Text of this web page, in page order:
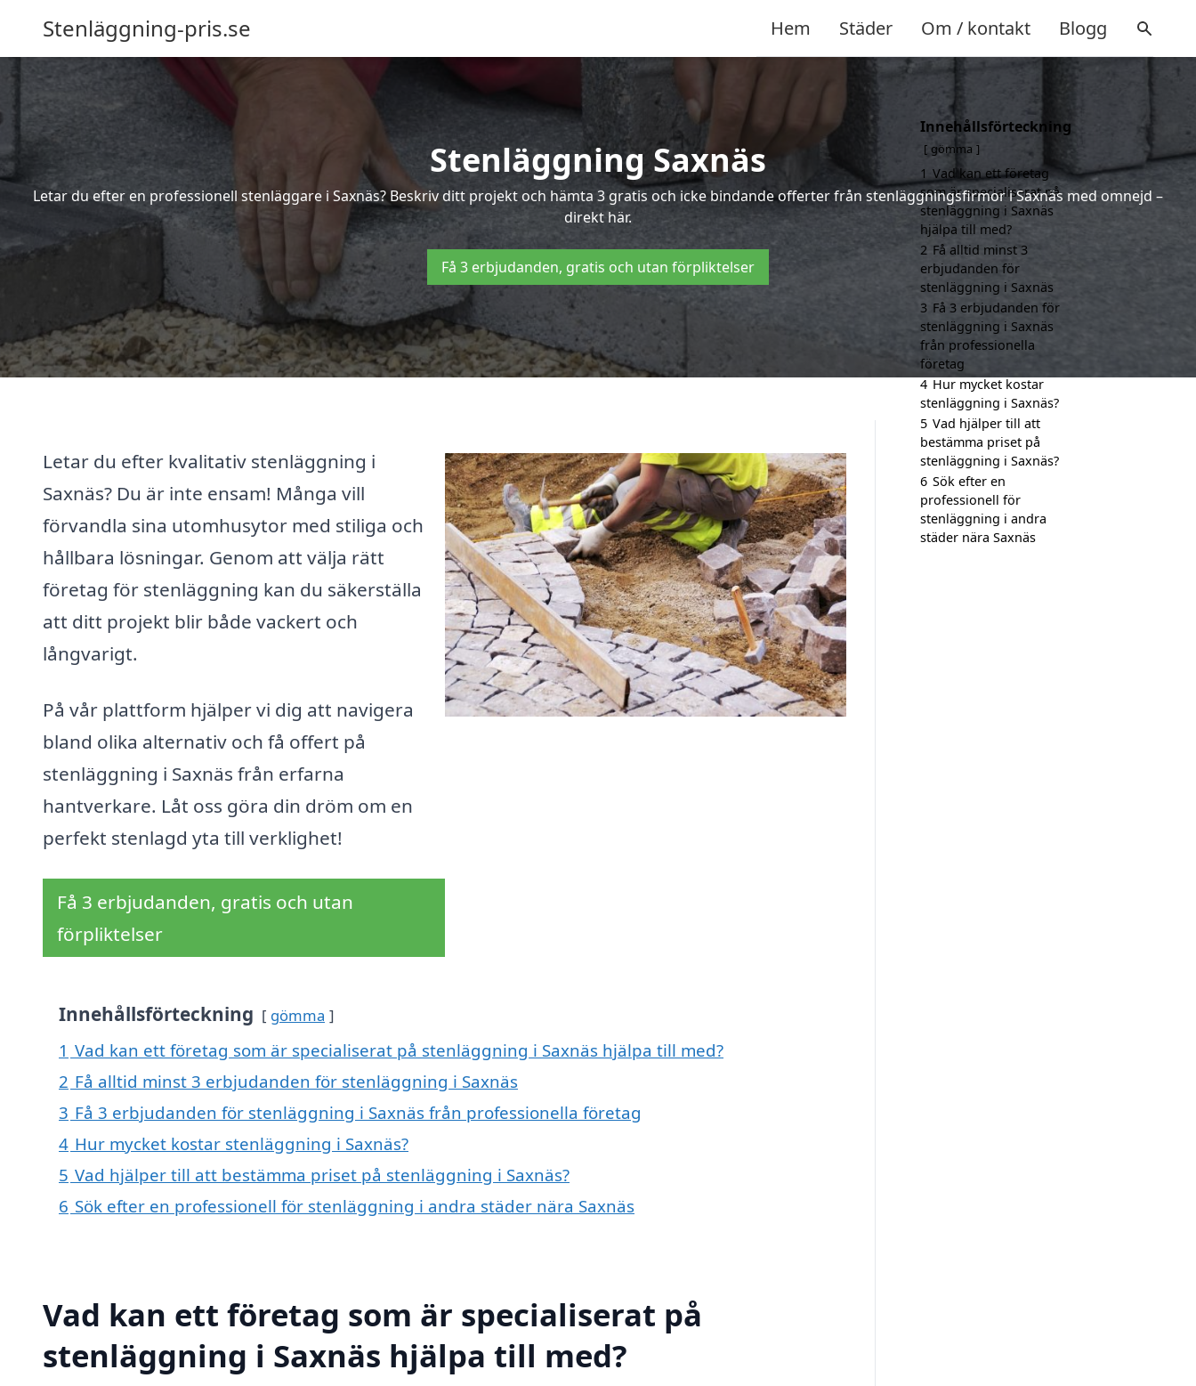
Stenläggning-pris.se Hem Städer Om / kontakt Blogg
Stenläggning Saxnäs
Letar du efter en professionell stenläggare i Saxnäs? Beskriv ditt projekt och hämta 3 gratis och icke bindande offerter från stenläggningsfirmor i Saxnäs med omnejd –
direkt här.
Få 3 erbjudanden, gratis och utan förpliktelser
Letar du efter kvalitativ stenläggning i
Saxnäs? Du är inte ensam! Många vill
förvandla sina utomhusytor med stiliga och
hållbara lösningar. Genom att välja rätt
företag för stenläggning kan du säkerställa
att ditt projekt blir både vackert och
långvarigt.
På vår plattform hjälper vi dig att navigera
bland olika alternativ och få offert på
stenläggning i Saxnäs från erfarna
hantverkare. Låt oss göra din dröm om en
perfekt stenlagd yta till verklighet!
Få 3 erbjudanden, gratis och utan
förpliktelser
Innehållsförteckning gömma
1 Vad kan ett företag som är specialiserat på stenläggning i Saxnäs hjälpa till med?
2 Få alltid minst 3 erbjudanden för stenläggning i Saxnäs
3 Få 3 erbjudanden för stenläggning i Saxnäs från professionella företag
4 Hur mycket kostar stenläggning i Saxnäs?
5 Vad hjälper till att bestämma priset på stenläggning i Saxnäs?
6 Sök efter en professionell för stenläggning i andra städer nära Saxnäs
Vad kan ett företag som är specialiserat på
stenläggning i Saxnäs hjälpa till med?
Innehållsförteckning
gömma
1 Vad kan ett företag
som är specialiserat på
stenläggning i Saxnäs
hjälpa till med?
2 Få alltid minst 3
erbjudanden för
stenläggning i Saxnäs
3 Få 3 erbjudanden för
stenläggning i Saxnäs
från professionella
företag
4 Hur mycket kostar
stenläggning i Saxnäs?
5 Vad hjälper till att
bestämma priset på
stenläggning i Saxnäs?
6 Sök efter en
professionell för
stenläggning i andra
städer nära Saxnäs